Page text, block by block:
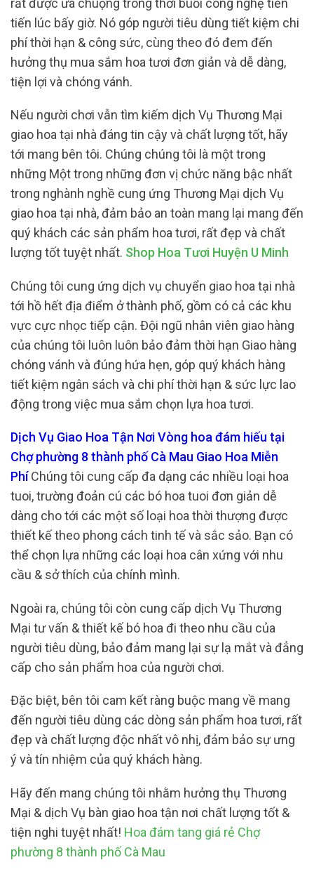
tiến lúc bấy giờ. Nó góp người tiêu dùng tiết kiệm chi
phí thời hạn & công sức, cùng theo đó đem đến
hưởng thụ mua sắm hoa tươi đơn giản và dễ dàng,
tiện lợi và chóng vánh.
Nếu người chơi vẫn tìm kiếm dịch Vụ Thương Mại
giao hoa tại nhà đáng tin cậy và chất lượng tốt, hãy
tới mang bên tôi. Chúng chúng tôi là một trong
những Một trong những đơn vị chức năng bậc nhất
trong nghành nghề cung ứng Thương Mại dịch Vụ
giao hoa tại nhà, đảm bảo an toàn mang lại mang đến
quý khách các sản phẩm hoa tươi, rất đẹp và chất
lượng tốt tuyệt nhất. Shop Hoa Tươi Huyện U Minh
Chúng tôi cung ứng dịch vụ chuyển giao hoa tại nhà
tới hồ hết địa điểm ở thành phố, gồm có cả các khu
vực cực nhọc tiếp cận. Đội ngũ nhân viên giao hàng
của chúng tôi luôn luôn bảo đảm thời hạn Giao hàng
chóng vánh và đúng hứa hẹn, góp quý khách hàng
tiết kiệm ngân sách và chi phí thời hạn & sức lực lao
động trong việc mua sắm chọn lựa hoa tươi.
Dịch Vụ Giao Hoa Tận Nơi Vòng hoa đám hiếu tại
Chợ phường 8 thành phố Cà Mau Giao Hoa Miễn
PhíChúng tôi cung cấp đa dạng các nhiều loại hoa
tuoi, trường đoản cú các bó hoa tuoi đơn giản dễ
dàng cho tới các một số loại hoa thời thượng được
thiết kế theo phong cách tinh tế và sắc sảo. Bạn có
thể chọn lựa những các loại hoa cân xứng với nhu
cầu & sở thích của chính mình.
Ngoài ra, chúng tôi còn cung cấp dịch Vụ Thương
Mại tư vấn & thiết kế bó hoa đi theo nhu cầu của
người tiêu dùng, bảo đảm mang lại sự lạ mắt và đẳng
cấp cho sản phẩm hoa của người chơi.
Đặc biệt, bên tôi cam kết ràng buộc mang về mang
đến người tiêu dùng các dòng sản phẩm hoa tươi, rất
đẹp và chất lượng độc nhất vô nhị, đảm bảo sự ưng
ý và tín nhiệm của quý khách hàng.
Hãy đến mang chúng tôi nhằm hưởng thụ Thương
Mại & dịch Vụ bàn giao hoa tận nơi chất lượng tốt &
tiện nghi tuyệt nhất! Hoa đám tang giá rẻ Chợ
phường 8 thành phố Cà Mau